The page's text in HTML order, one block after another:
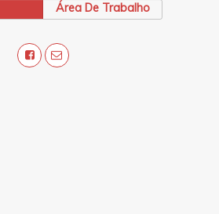
Área De Trabalho